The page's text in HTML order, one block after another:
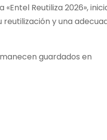
Reutiliza 2026»,
y una
guardados en